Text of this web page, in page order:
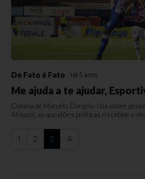
De Fato é Fato Há 5 anos
Me ajuda a te ajudar,
Coluna de Marcelo Dargelio fala sobre
Alviazul, as questões políticas na cidade e
1 2 3 4